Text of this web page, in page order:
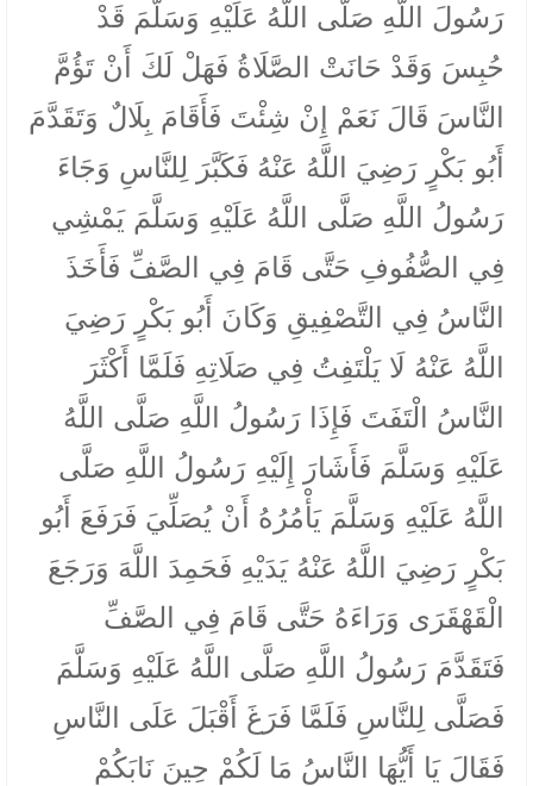
رَسُولَ اللَّهِ صَلَّى اللَّهُ عَلَيْهِ وَسَلَّمَ قَدْ
حُبِسَ وَقَدْ حَانَتْ الصَّلَاةُ فَهَلْ لَكَ أَنْ تَؤُمَّ
النَّاسَ قَالَ نَعَمْ إِنْ شِئْتَ فَأَقَامَ بِلَالٌ وَتَقَدَّمَ
أَبُو بَكْرٍ رَضِيَ اللَّهُ عَنْهُ فَكَبَّرَ لِلنَّاسِ وَجَاءَ
رَسُولُ اللَّهِ صَلَّى اللَّهُ عَلَيْهِ وَسَلَّمَ يَمْشِي
فِي الصُّفُوفِ حَتَّى قَامَ فِي الصَّفِّ فَأَخَذَ
النَّاسُ فِي التَّصْفِيقِ وَكَانَ أَبُو بَكْرٍ رَضِيَ
اللَّهُ عَنْهُ لَا يَلْتَفِتُ فِي صَلَاتِهِ فَلَمَّا أَكْثَرَ
النَّاسُ الْتَفَتَ فَإِذَا رَسُولُ اللَّهِ صَلَّى اللَّهُ
عَلَيْهِ وَسَلَّمَ فَأَشَارَ إِلَيْهِ رَسُولُ اللَّهِ صَلَّى
اللَّهُ عَلَيْهِ وَسَلَّمَ يَأْمُرُهُ أَنْ يُصَلِّيَ فَرَفَعَ أَبُو
بَكْرٍ رَضِيَ اللَّهُ عَنْهُ يَدَيْهِ فَحَمِدَ اللَّهَ وَرَجَعَ
الْقَهْقَرَى وَرَاءَهُ حَتَّى قَامَ فِي الصَّفِّ
فَتَقَدَّمَ رَسُولُ اللَّهِ صَلَّى اللَّهُ عَلَيْهِ وَسَلَّمَ
فَصَلَّى لِلنَّاسِ فَلَمَّا فَرَغَ أَقْبَلَ عَلَى النَّاسِ
فَقَالَ يَا أَيُّهَا النَّاسُ مَا لَكُمْ حِينَ نَابَكُمْ